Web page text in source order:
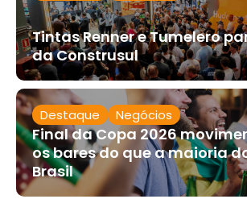
Tintas Renner e Tumelero
da Construsul
Destaque Negócios
Final da Copa 2026
os bares do que a maioria
Brasil